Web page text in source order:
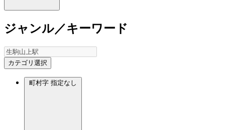
ジャンル／キーワード
カテゴリ選択
町村字 指定なし